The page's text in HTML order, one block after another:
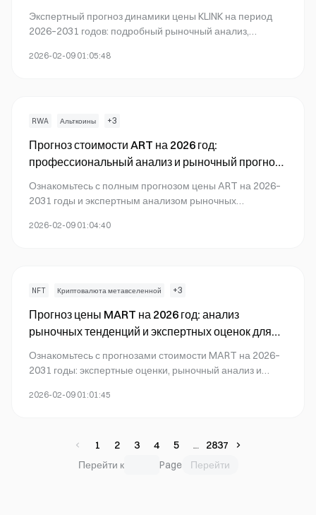
блокчейн-токена
Экспертный прогноз динамики цены KLINK на период
2026–2031 годов: подробный рыночный анализ,
управлению рисками для инвесторов токенов Web3-
2026-02-09 01:05:48
RWA Альткоины +3
Прогноз стоимости ART на 2026 год:
профессиональный анализ и рыночный прогноз
на предстоящий год
Ознакомьтесь с полным прогнозом цены ART на 2026–
2031 годы и экспертным анализом рыночных
инвестирования, управлении рисками и ценовых
2026-02-09 01:04:40
NFT Криптовалюта метавселенной +3
Прогноз цены MART на 2026 год: анализ
рыночных тенденций и экспертных оценок для
следующего поколения цифровых активов
Ознакомьтесь с прогнозами стоимости MART на 2026–
2031 годы: экспертные оценки, рыночный анализ и
рисках и торговых возможностях на Gate.
2026-02-09 01:01:45
1 2 3 4 5
2837
Перейти к
Page Перейти